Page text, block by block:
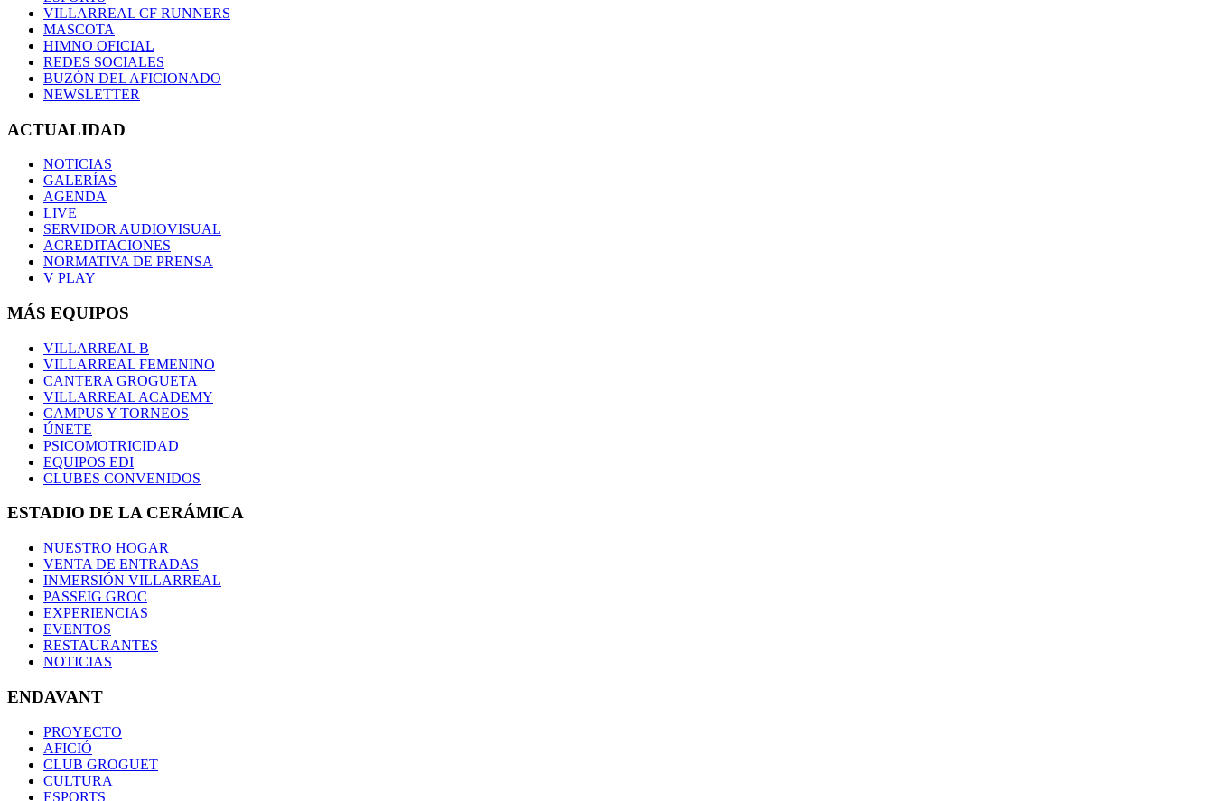
VILLARREAL CF RUNNERS
MASCOTA
HIMNO OFICIAL
REDES SOCIALES
BUZÓN DEL AFICIONADO
NEWSLETTER
ACTUALIDAD
NOTICIAS
GALERÍAS
AGENDA
LIVE
SERVIDOR AUDIOVISUAL
ACREDITACIONES
NORMATIVA DE PRENSA
V PLAY
MÁS EQUIPOS
VILLARREAL B
VILLARREAL FEMENINO
CANTERA GROGUETA
VILLARREAL ACADEMY
CAMPUS Y TORNEOS
ÚNETE
PSICOMOTRICIDAD
EQUIPOS EDI
CLUBES CONVENIDOS
ESTADIO DE LA CERÁMICA
NUESTRO HOGAR
VENTA DE ENTRADAS
INMERSIÓN VILLARREAL
PASSEIG GROC
EXPERIENCIAS
EVENTOS
RESTAURANTES
NOTICIAS
ENDAVANT
PROYECTO
AFICIÓ
CLUB GROGUET
CULTURA
ESPORTS